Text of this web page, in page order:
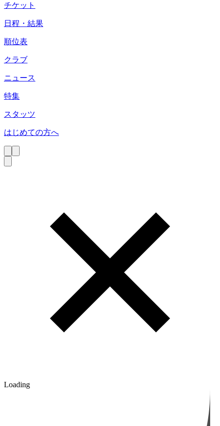
チケット
日程・結果
順位表
クラブ
ニュース
特集
スタッツ
はじめての方へ
Loading